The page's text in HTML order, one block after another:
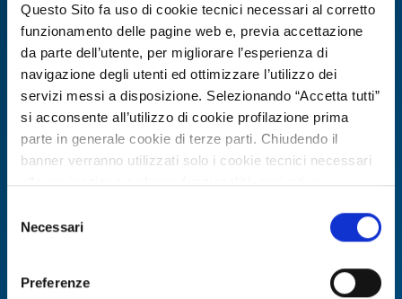
Questo Sito fa uso di cookie tecnici necessari al corretto
funzionamento delle pagine web e, previa accettazione
da parte dell’utente, per migliorare l’esperienza di
navigazione degli utenti ed ottimizzare l’utilizzo dei
servizi messi a disposizione. Selezionando “Accetta tutti”
si acconsente all’utilizzo di cookie profilazione prima
parte in generale cookie di terze parti. Chiudendo il
banner verranno utilizzati solo i cookie tecnici necessari
alla navigazione e alcune funzionalità aggiuntive
Per conoscere i dettagli, consulta la nostra cookie policy.
https://www.openinnovation.regione.lombardia.it/it/co
https://www.openinnovation.regione.lombardia.it/it/pr
delNecessari
Preferenze
Produttore spagnolo di sistemi
avanzati di purificazione dell’aria
cerca distributori
ID: BOES20260311013
DISCOVER MORE →